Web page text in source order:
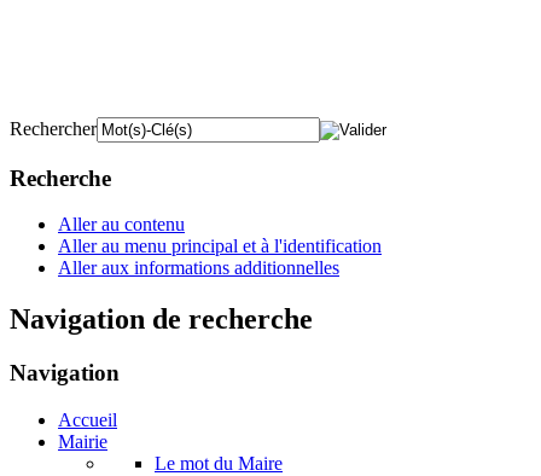
Rechercher
Recherche
Aller au contenu
Aller au menu principal et à l'identification
Aller aux informations additionnelles
Navigation de recherche
Navigation
Accueil
Mairie
Le mot du Maire